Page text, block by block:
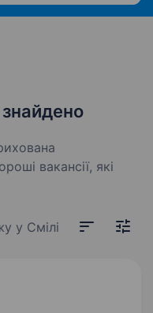
вакансії, які
у Смілі